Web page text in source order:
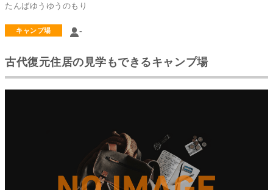
たんばゆうゆうのもり
キャンプ場 -
古代復元住居の見学もできるキャンプ場